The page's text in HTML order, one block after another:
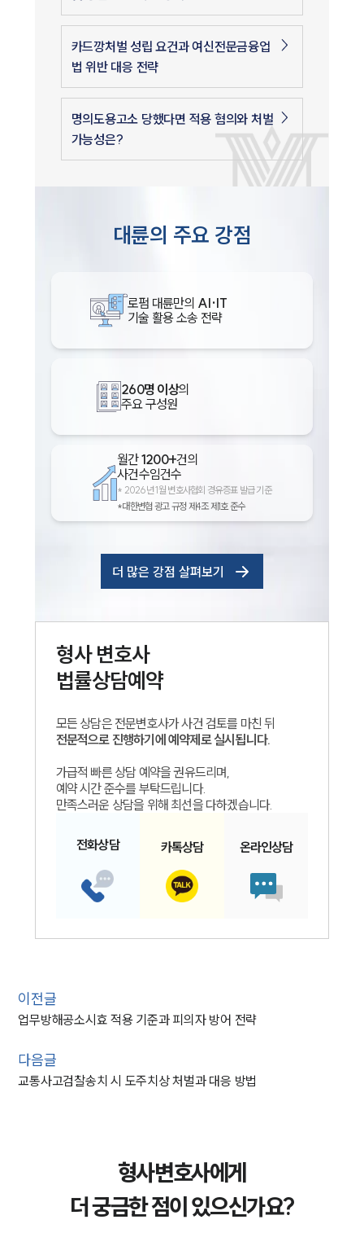
카드깡처벌 성립 요건과 여신전문금융업
법 위반 대응 전략
명의도용고소 당했다면 적용 혐의와 처벌
가능성은?
대륜의 주요 강점
로펌 대륜만의 AI·IT
기술 활용 소송 전략
260명 이상의
주요 구성원
월간1200+건의
사건수임건수
* 2026년 1월 변호사협회 경유증표 발급 기준
*대한변협 광고 규정 제4조 제1호 준수
더 많은 강점 살펴보기
형사변호사
법률상담예약
모든 상담은 전문변호사가 사건 검토를 마친 뒤
전문적으로 진행하기에 예약제로 실시됩니다.
가급적 빠른 상담 예약을 권유드리며,
예약 시간 준수를 부탁드립니다.
만족스러운 상담을 위해 최선을 다하겠습니다.
전화상담 카톡상담 온라인상담
이전글
업무방해공소시효 적용 기준과 피의자 방어 전략
다음글
교통사고검찰송치 시 도주치상 처벌과 대응 방법
형사변호사에게
더 궁금한 점이 있으신가요?